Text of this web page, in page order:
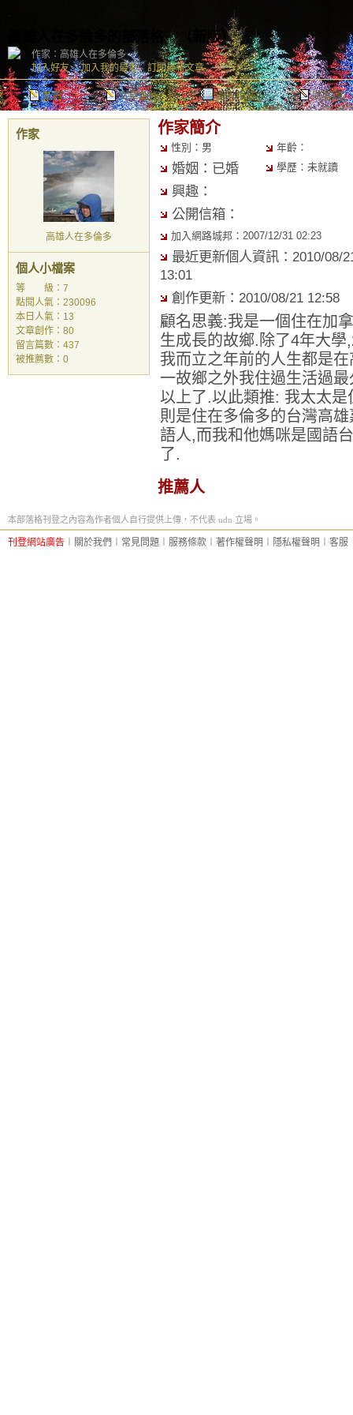
高雄人在多倫多的部落格 （ 新版）
首頁 文章創作 個人相簿 訪客簿
加入好友｜加入我的最愛｜ 訂閱最新文章
作家：高雄人在多倫多
作家
高雄人在多倫多
個人小檔案
等 級：7
點閱人氣：230096
本日人氣：13
文章創作：80
留言篇數：437
被推薦數： 0
作家簡介
性別：男 年齡：
婚姻：已婚 學歷：未就讀
興趣：
公開信箱：
加入網路城邦：2007/12/31 02:23
最近更新個人資訊：2010/08/
13:01
創作更新：2010/08/21 12:58
顧名思義:我是一個住在加
生成長的故鄉.除了4年大
我而立之年前的人生都是
一故鄉之外我住過生活過
以上了.以此類推: 我太太
則是住在多倫多的台灣高
語人,而我和他媽咪是國語
了.
推薦人
本部落格刊登之內容為作者個人自行提供上傳，不代表 udn 立場。
刊登網站廣告 關於我們 常見問題 服務條款 著作權聲明 隱私權聲明 客服